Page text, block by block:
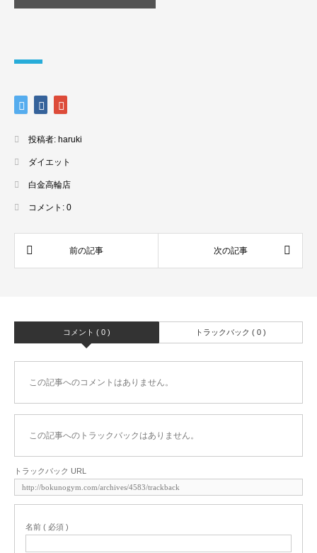
投稿者: haruki
ダイエット
白金高輪店
コメント: 0
コメント ( 0 ) トラックバック ( 0 )
この記事へのコメントはありません。
この記事へのトラックバックはありません。
トラックバック URL
名前 ( 必須 )